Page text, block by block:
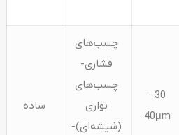
30–
40μm
چسب‌های
فشاری-
چسب‌های
نواری
(شیشه‌ای)-
ساده